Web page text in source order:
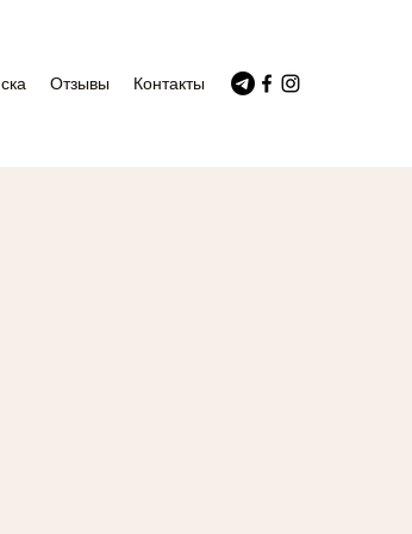
Отзывы Контакты